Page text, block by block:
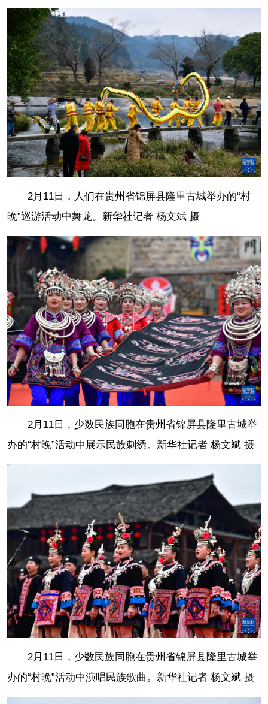
2月11日，人们在贵州省锦屏县隆里古城举办的“村
晚”巡游活动中舞龙。 新华社记者 杨文斌 摄
2月11日，少数民族同胞在贵州省锦屏县隆里古城举
办的“村晚”活动中展示民族刺绣。 新华社记者 杨文斌 摄
2月11日，少数民族同胞在贵州省锦屏县隆里古城举
办的“村晚”活动中演唱民族歌曲。 新华社记者 杨文斌 摄